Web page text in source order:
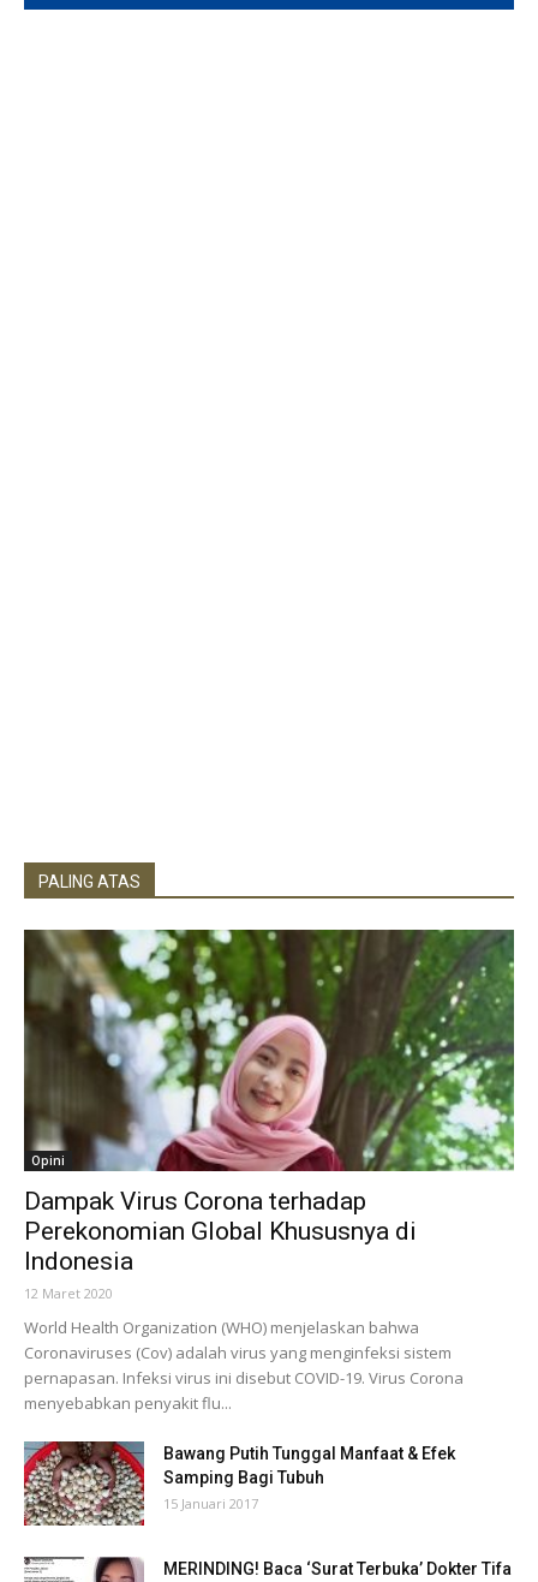
PALING ATAS
Opini
Dampak Virus Corona terhadap
Perekonomian Global Khususnya di
Indonesia
12 Maret 2020
World Health Organization (WHO) menjelaskan bahwa
Coronaviruses (Cov) adalah virus yang menginfeksi sistem
pernapasan. Infeksi virus ini disebut COVID-19. Virus Corona
menyebabkan penyakit flu...
Bawang Putih Tunggal Manfaat & Efek
Samping Bagi Tubuh
15 Januari 2017
MERINDING! Baca ‘Surat Terbuka’ Dokter Tifa